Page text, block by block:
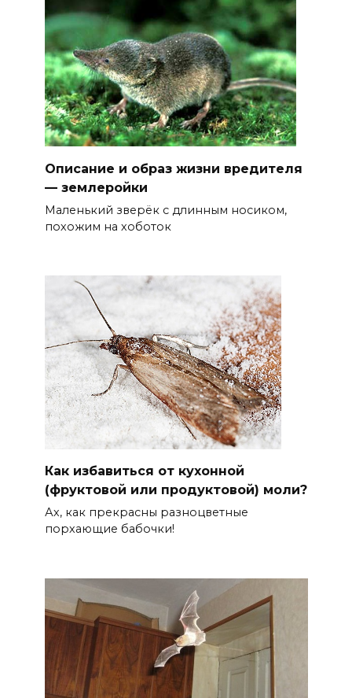
Описание и образ жизни вредителя
— землеройки
Маленький зверёк с длинным носиком,
похожим на хоботок
Как избавиться от кухонной
(фруктовой или продуктовой) моли?
Ах, как прекрасны разноцветные
порхающие бабочки!